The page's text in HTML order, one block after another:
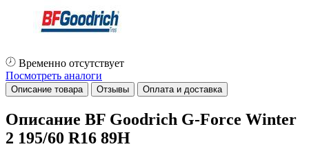
Временно отсутствует
Посмотреть аналоги
Описание товара Отзывы Оплата и доставка
Описание BF Goodrich G-Force Winter
2 195/60 R16 89H